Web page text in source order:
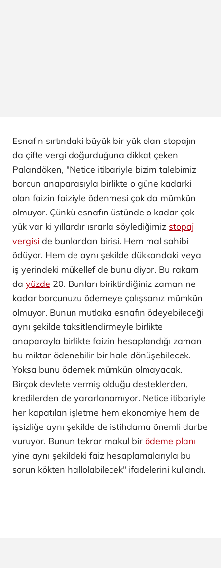
Esnafın sırtındaki büyük bir yük olan stopajın
da çifte vergi doğurduğuna dikkat çeken
Palandöken, "Netice itibariyle bizim talebimiz
borcun anaparasıyla birlikte o güne kadarki
olan faizin faiziyle ödenmesi çok da mümkün
olmuyor. Çünkü esnafın üstünde o kadar çok
yük var ki yıllardır ısrarla söylediğimiz stopaj
vergisi de bunlardan birisi. Hem mal sahibi
ödüyor. Hem de aynı şekilde dükkandaki veya
iş yerindeki mükellef de bunu diyor. Bu rakam
da yüzde 20. Bunları biriktirdiğiniz zaman ne
kadar borcunuzu ödemeye çalışsanız mümkün
olmuyor. Bunun mutlaka esnafın ödeyebileceği
aynı şekilde taksitlendirmeyle birlikte
anaparayla birlikte faizin hesaplandığı zaman
bu miktar ödenebilir bir hale dönüşebilecek.
Yoksa bunu ödemek mümkün olmayacak.
Birçok devlete vermiş olduğu desteklerden,
kredilerden de yararlanamıyor. Netice itibariyle
her kapatılan işletme hem ekonomiye hem de
işsizliğe aynı şekilde de istihdama önemli darbe
vuruyor. Bunun tekrar makul bir ödeme planı
yine aynı şekildeki faiz hesaplamalarıyla bu
sorun kökten hallolabilecek" ifadelerini kullandı.